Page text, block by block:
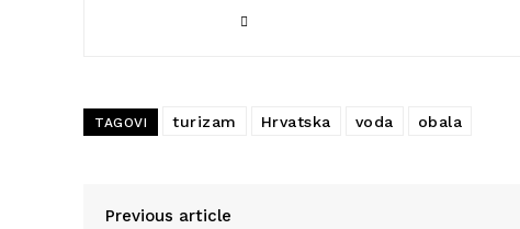
TAGOVI turizam Hrvatska voda obala
Previous article